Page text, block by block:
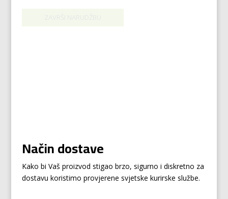
Način dostave
Kako bi Vaš proizvod stigao brzo, sigurno i diskretno za
dostavu koristimo provjerene svjetske kurirske službe.